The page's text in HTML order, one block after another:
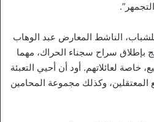
الناشط المعارض عبد الوهاب
بإطلاق سراح سجناء الحراك، مهما
لعائلاتهم. أود أن أحيي التعبئة
وكذلك مجموعة المحامين